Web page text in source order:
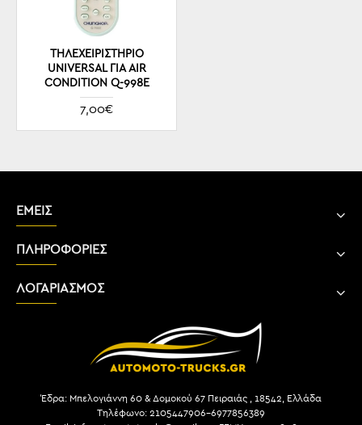
ΤΗΛΕΧΕΙΡΙΣΤΉΡΙΟ
UNIVERSAL ΓΙΑ AIR
CONDITION Q-998E
7,00€
ΕΜΕΙΣ
ΠΛΗΡΟΦΟΡΙΕΣ
ΛΟΓΑΡΙΑΣΜΟΣ
Έδρα: Μπελογιάννη 60 & Δομοκού 67 Πειραιάς , 18542, Ελλάδα
Τηλέφωνο: 2105447906-6977856389